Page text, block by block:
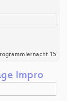
15
Impro